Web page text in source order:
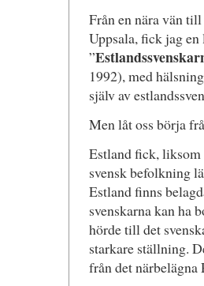
Från en nära vän
Uppsala, fick jag
”
1992), med
själv av
Men låt oss börja
Estland fick,
svensk befolkning
Estland finns
svenskarna kan ha
hörde till det
starkare ställning.
från det närbelägna